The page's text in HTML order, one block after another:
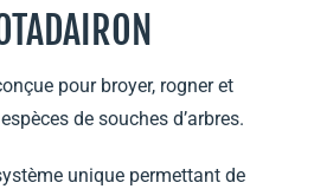
pour broyer, rogner et
de souches d’arbres.
unique permettant de